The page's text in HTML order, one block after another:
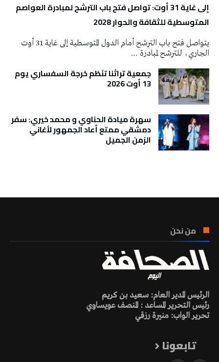
إلى غاية 31 أوت: تواصل فتح باب الترشح لمبادرة العواصم
المتوسطية للثقافة والحوار 2028
يتواصل فتح باب الترشح أمام الدول المتوسطية إلى غاية 31 أوت
الجاري، للترشح لمبادرة …
جمعية تراثنا تنَظم خرجة السفساري يوم
13 أوت 2026
سهرة ميادة الحناوي و محمد خيري: سفر
دمشقي ممتع أعاد الجمهور لأغاني
الزمن الجميل
من نحن
الرئيس المدير العام: سعيد بن كريم
رئيس التحرير المساعد : المنصف عويساوي
تحرير الواب: منيرة رزقي
تابعونا